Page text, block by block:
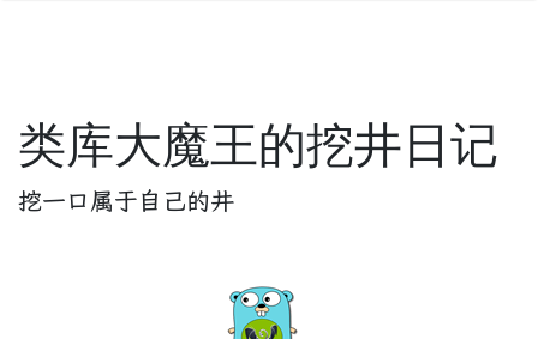
类库大魔王的挖井日记
挖一口属于自己的井